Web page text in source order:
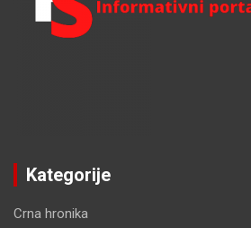
Kategorije
Crna hronika